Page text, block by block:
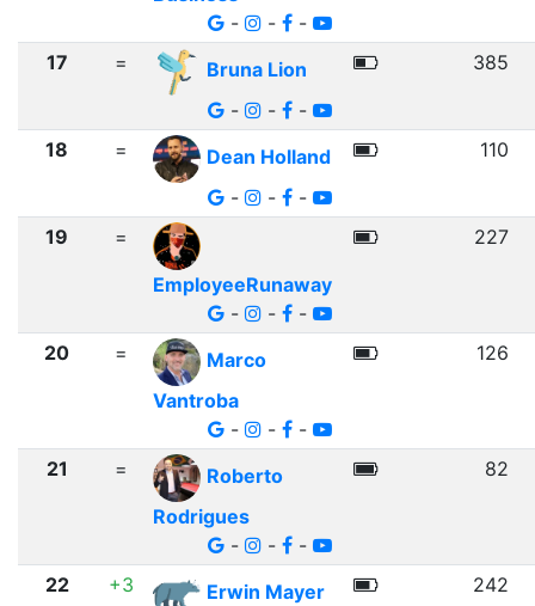
-
- -
17 =
Bruna Lion
-
- -
385
18 =
Dean Holland
-
- -
110
19
=
EmployeeRunaway
-
- -
227
20 =
Marco
Vantroba
-
- -
126
21 =
Roberto
Rodrigues
-
- -
82
22 +3
Erwin Mayer
242